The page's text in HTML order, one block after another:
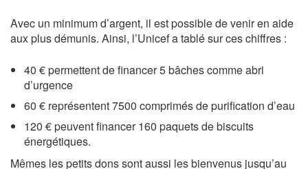
Avec un minimum d’argent, il est possible de venir en aide
aux plus démunis. Ainsi, l’Unicef a tablé sur ces chiffres :
40 € permettent de financer 5 bâches comme abri
d’urgence
60 € représentent 7500 comprimés de purification d’eau
120 € peuvent financer 160 paquets de biscuits
énergétiques.
Mêmes les petits dons sont aussi les bienvenus jusqu’au